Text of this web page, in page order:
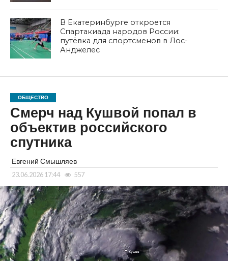
В Екатеринбурге откроется
Спартакиада народов России:
путёвка для спортсменов в Лос-
Анджелес
ОБЩЕСТВО
Смерч над Кушвой попал в
объектив российского
спутника
Евгений Смышляев
23.06.2026 17:44 557